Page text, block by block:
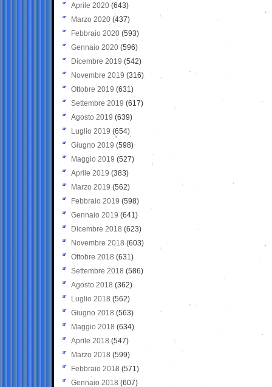
Aprile 2020 (643)
Marzo 2020 (437)
Febbraio 2020 (593)
Gennaio 2020 (596)
Dicembre 2019 (542)
Novembre 2019 (316)
Ottobre 2019 (631)
Settembre 2019 (617)
Agosto 2019 (639)
Luglio 2019 (654)
Giugno 2019 (598)
Maggio 2019 (527)
Aprile 2019 (383)
Marzo 2019 (562)
Febbraio 2019 (598)
Gennaio 2019 (641)
Dicembre 2018 (623)
Novembre 2018 (603)
Ottobre 2018 (631)
Settembre 2018 (586)
Agosto 2018 (362)
Luglio 2018 (562)
Giugno 2018 (563)
Maggio 2018 (634)
Aprile 2018 (547)
Marzo 2018 (599)
Febbraio 2018 (571)
Gennaio 2018 (607)